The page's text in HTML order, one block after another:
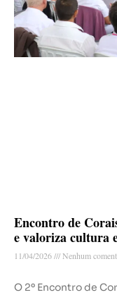
Encontro de
e valoriza cultura
11/04/2026 Nenhum
O 2º Encontro de